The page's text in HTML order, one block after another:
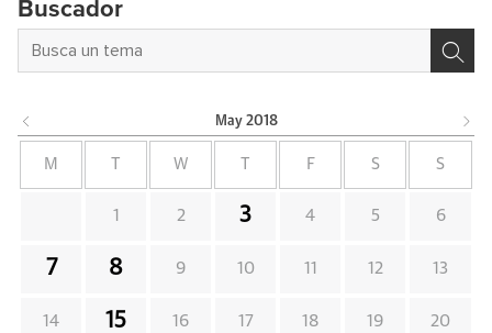
Buscador
May 2018
M W F S S
1 2 3 4 5 6
7 8 9 10 11 12 13
14 15 16 17 18 19 20